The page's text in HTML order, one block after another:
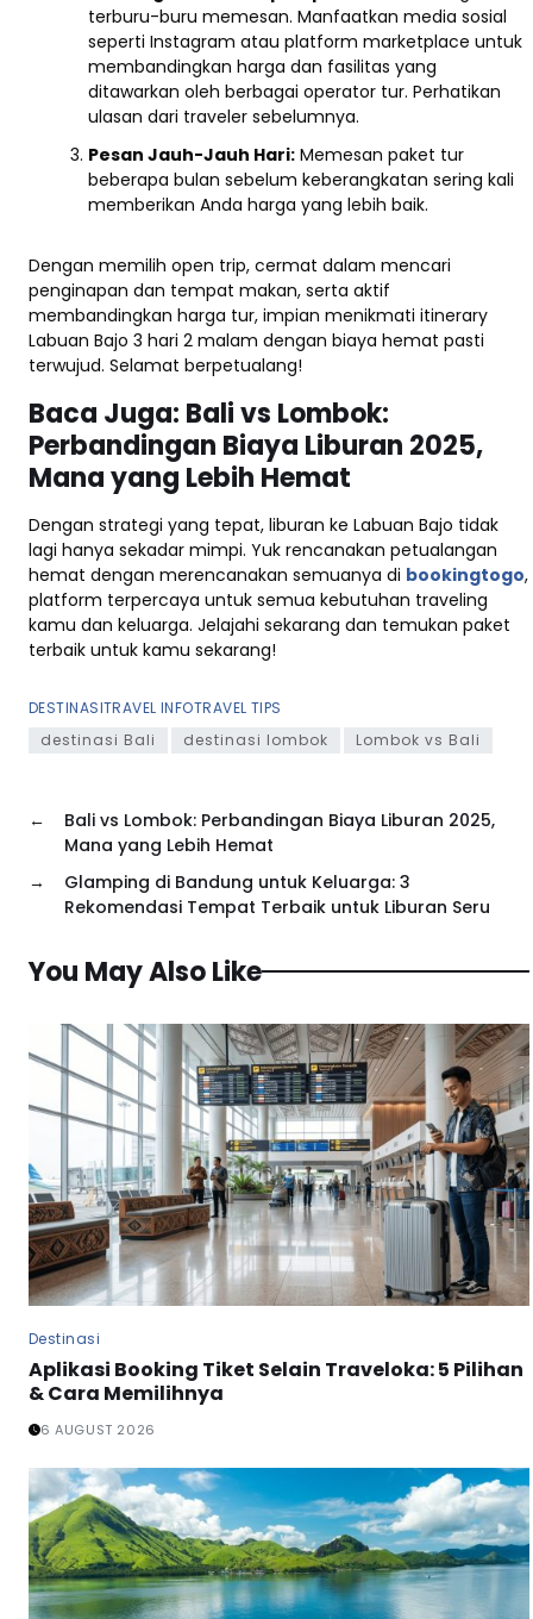
terburu-buru memesan. Manfaatkan media sosial
seperti Instagram atau platform marketplace untuk
membandingkan harga dan fasilitas yang
ditawarkan oleh berbagai operator tur. Perhatikan
ulasan dari traveler sebelumnya.
Pesan Jauh-Jauh Hari: Memesan paket tur
beberapa bulan sebelum keberangkatan sering kali
memberikan Anda harga yang lebih baik.
Dengan memilih open trip, cermat dalam mencari
penginapan dan tempat makan, serta aktif
membandingkan harga tur, impian menikmati itinerary
Labuan Bajo 3 hari 2 malam dengan biaya hemat pasti
terwujud. Selamat berpetualang!
Baca Juga: Bali vs Lombok:
Perbandingan Biaya Liburan 2025,
Mana yang Lebih Hemat
Dengan strategi yang tepat, liburan ke Labuan Bajo tidak
lagi hanya sekadar mimpi. Yuk rencanakan petualangan
hemat dengan merencanakan semuanya di bookingtogo,
platform terpercaya untuk semua kebutuhan traveling
kamu dan keluarga. Jelajahi sekarang dan temukan paket
terbaik untuk kamu sekarang!
DESTINASITRAVEL INFOTRAVEL TIPS
destinasi Bali
destinasi lombok Lombok vs Bali
←
Bali vs Lombok: Perbandingan Biaya Liburan 2025,
Mana yang Lebih Hemat
→
Glamping di Bandung untuk Keluarga: 3
Rekomendasi Tempat Terbaik untuk Liburan Seru
You May Also Like
Destinasi
Aplikasi Booking Tiket Selain Traveloka: 5 Pilihan
& Cara Memilihnya
6 AUGUST 2026